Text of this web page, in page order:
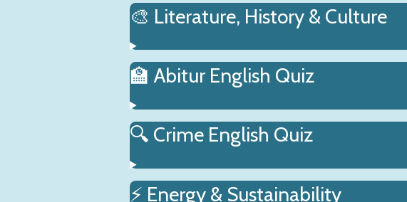
🎨 Literature, History & Culture
🏫 Abitur English Quiz
🔍 Crime English Quiz
⚡ Energy & Sustainability